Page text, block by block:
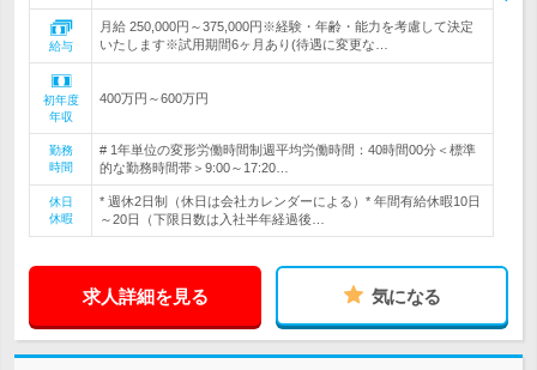
給与
月給 250,000円～375,000円※経験・年齢・能力を考慮して決定
いたします※試用期間6ヶ月あり(待遇に変更な…
初年度
年収
400万円～600万円
勤務
時間
# 1年単位の変形労働時間制週平均労働時間：40時間00分＜標準
的な勤務時間帯＞9:00～17:20…
休日
休暇
* 週休2日制（休日は会社カレンダーによる）* 年間有給休暇10日
～20日（下限日数は入社半年経過後…
求人詳細を見る 気になる